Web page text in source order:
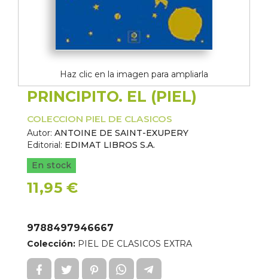
Haz clic en la imagen para ampliarla
PRINCIPITO. EL (PIEL)
COLECCION PIEL DE CLASICOS
Autor: ANTOINE DE SAINT-EXUPERY
Editorial: EDIMAT LIBROS S.A.
En stock
11,95 €
9788497946667
Colección: PIEL DE CLASICOS EXTRA